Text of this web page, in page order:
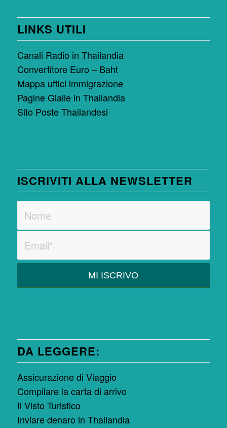
LINKS UTILI
Canali Radio in Thailandia
Convertitore Euro – Baht
Mappa uffici immigrazione
Pagine Gialle in Thailandia
Sito Poste Thailandesi
ISCRIVITI ALLA NEWSLETTER
DA LEGGERE:
Assicurazione di Viaggio
Compilare la carta di arrivo
Il Visto Turistico
Inviare denaro in Thailandia